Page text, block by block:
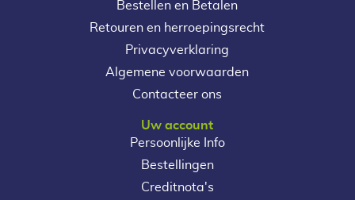
Bestellen en Betalen
Retouren en herroepingsrecht
Privacyverklaring
Algemene voorwaarden
Contacteer ons
Uw account
Persoonlijke Info
Bestellingen
Creditnota's